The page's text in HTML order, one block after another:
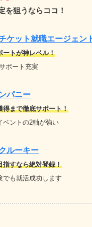
を狙うならココ！
ケット就職エージェン
ートが神レベル！
ポート充実
パニー
得まで徹底サポート！
ベントの2軸が強い
ルーキー
指すなら絶対登録！
でも就活成功します